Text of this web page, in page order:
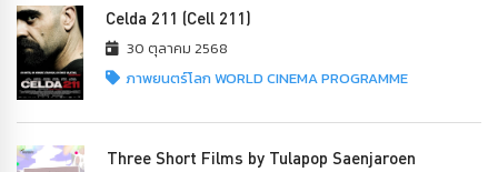
Celda 211 (Cell 211)
30 ตุลาคม 2568
ภาพยนตร์โลก WORLD CINEMA PROGRAMME
Three Short Films by Tulapop Saenjaroen